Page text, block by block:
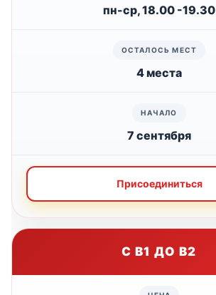
пн-ср, 18.00 -19.30
4 места
7 сентября
Присоединиться
С B1 ДО B2